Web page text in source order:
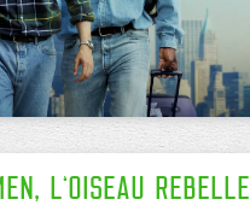
l’oiseau rebelle